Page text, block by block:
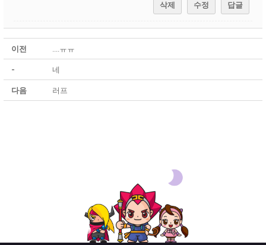
삭제 수정 답글
이전 ....ㅠㅠ
- 네
다음 러프